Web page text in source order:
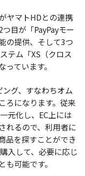
ヤマトHDとの連携
目が「PayPayモー
の提供、そして3つ
テム「XS（クロス
ています。
グ、すなわちオム
ろになります。従来
元化し、EC上には
れるので、利用者に
品を探すことができ
入して、必要に応じ
可能です。